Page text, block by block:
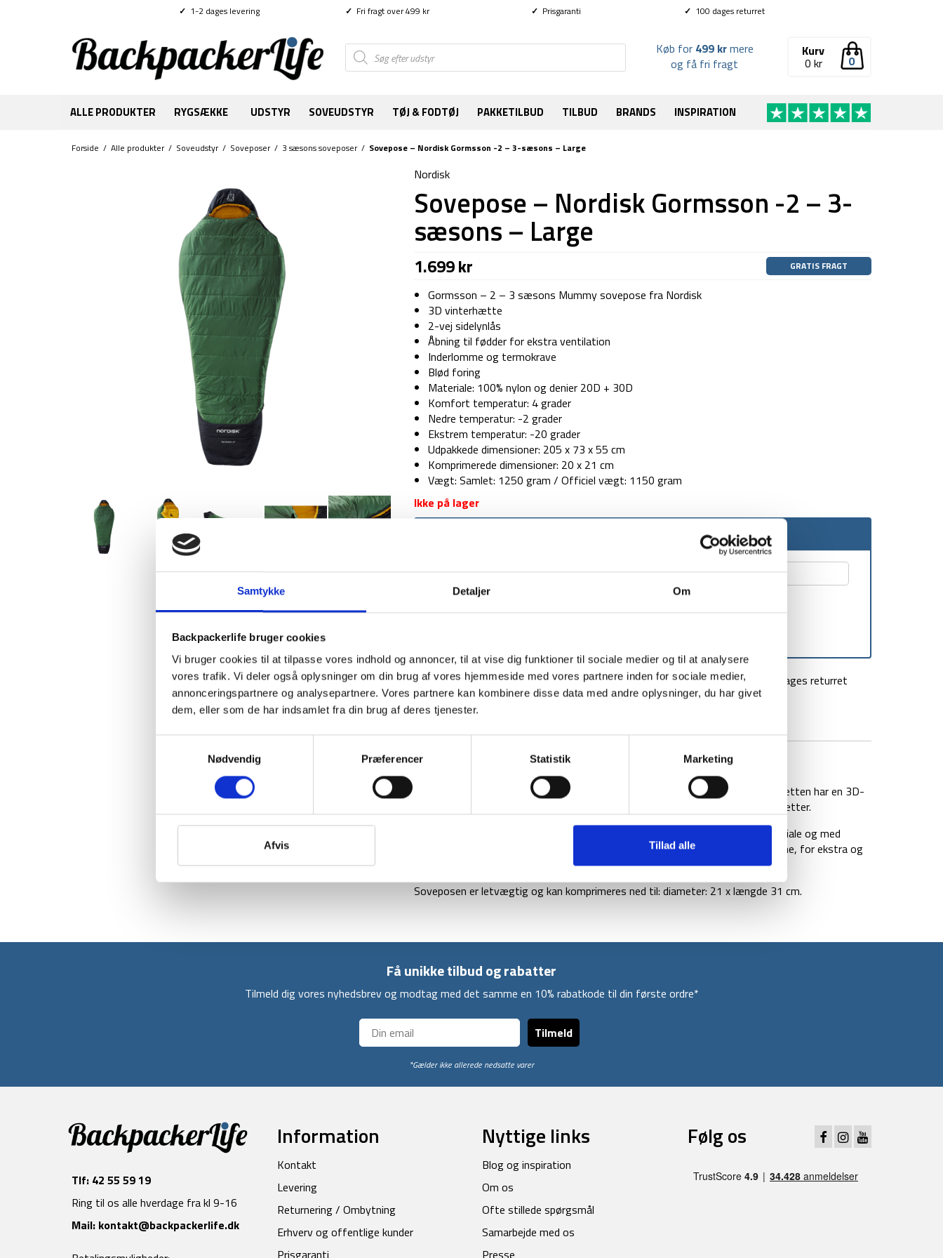
Samtykke Detaljer Om
Backpackerlife bruger cookies
Vi bruger cookies til at tilpasse vores indhold og annoncer, til at vise dig funktioner til sociale medier og til at analysere
vores trafik. Vi deler også oplysninger om din brug af vores hjemmeside med vores partnere inden for sociale medier,
annonceringspartnere og analysepartnere. Vores partnere kan kombinere disse data med andre oplysninger, du har givet
dem, eller som de har indsamlet fra din brug af deres tjenester.
Nødvendig
Præferencer Statistik Marketing
Afvis Tillad alle
✓ 1-2 dages levering ✓ Fri fragt over 499 kr ✓ Prisgaranti ✓ 100 dages returret
Products
search 0
Kurv
0 kr
Køb for 499 krmere
og få fri fragt
ALLE PRODUKTER RYGSÆKKE UDSTYR SOVEUDSTYR TØJ & FODTØJ PAKKETILBUD TILBUD BRANDS INSPIRATION
Forside / Alle produkter/ Soveudstyr/ Soveposer/ 3 sæsons soveposer/ Sovepose – Nordisk Gormsson -2 – 3-sæsons – Large
Nordisk
Sovepose – Nordisk Gormsson -2 – 3-
sæsons – Large
1.699kr GRATIS FRAGT
Gormsson – 2 – 3 sæsons Mummy sovepose fra Nordisk
3D vinterhætte
2-vej sidelynlås
Åbning til fødder for ekstra ventilation
Inderlomme og termokrave
Blød foring
Materiale: 100% nylon og denier 20D + 30D
Komfort temperatur: 4 grader
Nedre temperatur: -2 grader
Ekstrem temperatur: -20 grader
Udpakkede dimensioner: 205 x 73 x 55 cm
Komprimerede dimensioner: 20 x 21 cm
Vægt: Samlet: 1250 gram / Officiel vægt: 1150 gram
Ikke på lager
Modtag en mail når produktet er på lager igen
1-2 dages levering Fri fragt over 499 kr 100 dages returret
BESKRIVELSE BRAND FAQ
Gormsson -2 Mummy er en 3-sæsonssovepose designet med mumieform. Hætten har en 3D-
form med snoretræk der giver en tætsiddende pasform – ideel til de koldere nætter.
Gormsson -2 Mummy soveposen er lavet af et slidstærkt rip-stop shell materiale og med
fiberfyld i høj kvalitet. Desuden består soveposen også af en åbning til fødderne, for ekstra og
nem ventilation. Den interne termokrave giver ekstra varme.
Soveposen er letvægtig og kan komprimeres ned til: diameter: 21 x længde 31 cm.
Få unikke tilbud og rabatter
Tilmeld dig vores nyhedsbrev og modtag med det samme en 10% rabatkode til din første ordre*
Tilmeld
*Gælder ikke allerede nedsatte varer
Tlf: 42 55 59 19
Ring til os alle hverdage fra kl 9-16
Mail: kontakt@backpackerlife.dk
Information
Kontakt
Levering
Returnering / Ombytning
Erhverv og offentlige kunder
Prisgaranti
Nyttige links
Blog og inspiration
Om os
Ofte stillede spørgsmål
Samarbejde med os
Presse
Følg os